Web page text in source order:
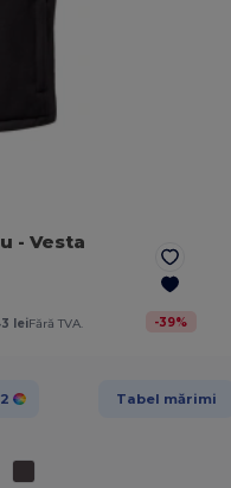
- Vesta
leiFără TVA. -39%
Tabel mărimi